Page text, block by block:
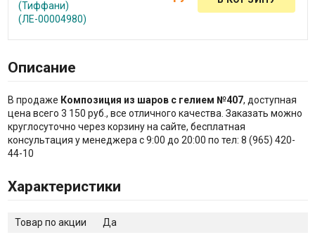
(Тиффани)
(ЛЕ-00004980)
Описание
В продаже Композиция из шаров с гелием №407, доступная
цена всего 3 150 руб., все отличного качества. Заказать можно
круглосуточно через корзину на сайте, бесплатная
консультация у менеджера с 9:00 до 20:00 по тел: 8 (965) 420-
44-10
Характеристики
Товар по акции
Да